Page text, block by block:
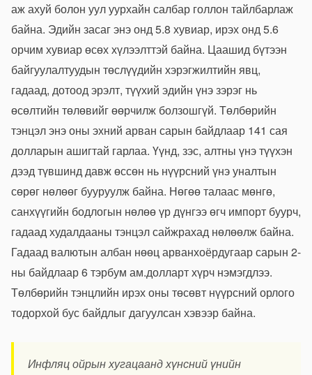
аж ахуй болон уул уурхайн салбар голлон тайлбарлаж
байна. Эдийн засаг энэ онд 5.8 хувиар, ирэх онд 5.6
орчим хувиар өсөх хүлээлттэй байна. Цаашид бүтээн
байгуулалтуудын төслүүдийн хэрэгжилтийн явц,
гадаад, дотоод эрэлт, түүхий эдийн үнэ зэрэг нь
өсөлтийн төлөвийг өөрчилж болзошгүй. Төлбөрийн
тэнцэл энэ оны эхний арван сарын байдлаар 141 сая
долларын ашигтай гарлаа. Үүнд, зэс, алтны үнэ түүхэн
дээд түвшинд давж өссөн нь нүүрсний үнэ уналтын
сөрөг нөлөөг бууруулж байна. Нөгөө талаас мөнгө,
санхүүгийн бодлогын нөлөө үр дүнгээ өгч импорт буурч,
гадаад худалдааны тэнцэл сайжрахад нөлөөлж байна.
Гадаад валютын албан нөөц арванхоёрдугаар сарын 2-
ны байдлаар 6 тэрбум ам.долларт хүрч нэмэгдлээ.
Төлбөрийн тэнцлийн ирэх оны төсөвт нүүрсний орлого
тодорхой бус байдлыг дагуулсан хэвээр байна.
Инфляц ойрын хугацаанд хүнсний үнийн